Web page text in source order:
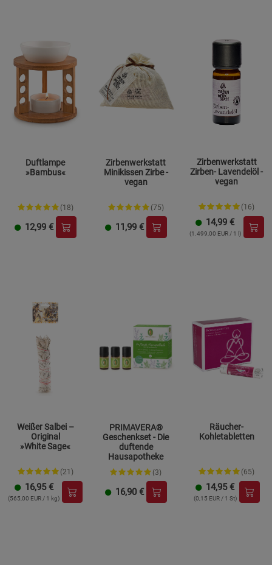
Duftlampe
»Bambus«
(18)
12,99 €
Zirbenwerkstatt
Minikissen Zirbe -
vegan
(75)
11,99 €
Zirbenwerkstatt
Zirben- Lavendelöl -
vegan
(16)
14,99 €
(1.499,00 EUR / 1 l)
Weißer Salbei –
Original
»White Sage«
(21)
16,95 €
(565,00 EUR / 1 kg)
PRIMAVERA®
Geschenkset - Die
duftende
Hausapotheke
(3)
16,90 €
Räucher-
Kohletabletten
(65)
14,95 €
(0,15 EUR / 1 St)